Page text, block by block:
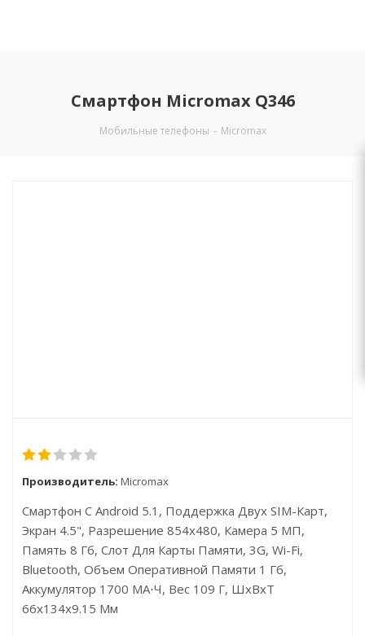
Смартфон Micromax Q346
Мобильные телефоны - Micromax
Производитель: Micromax
Смартфон С Android 5.1, Поддержка Двух SIM-Карт,
Экран 4.5", Разрешение 854x480, Камера 5 МП,
Память 8 Гб, Слот Для Карты Памяти, 3G, Wi-Fi,
Bluetooth, Объем Оперативной Памяти 1 Гб,
Аккумулятор 1700 МА⋅ч, Вес 109 Г, ШxВxТ
66x134x9.15 Мм